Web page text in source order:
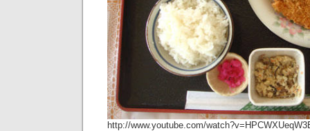
http://www.youtube.com/